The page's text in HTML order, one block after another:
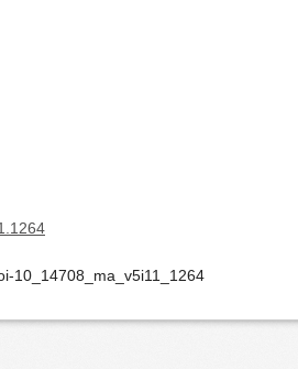
10_14708_ma_v5i11_1264